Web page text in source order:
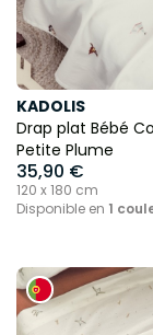
KADOLIS
Drap plat Bébé
Petite Plume
35,90 €
120 x 180 cm
Disponible en 1